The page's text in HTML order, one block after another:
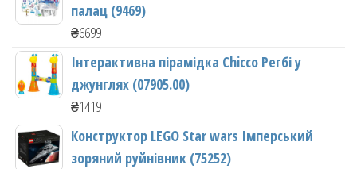
палац (9469)
₴6699
Інтерактивна пірамідка Chicco Регбі у
джунглях (07905.00)
₴1419
Конструктор LEGO Star wars Імперський
зоряний руйнівник (75252)